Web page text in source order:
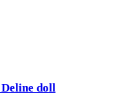
doll